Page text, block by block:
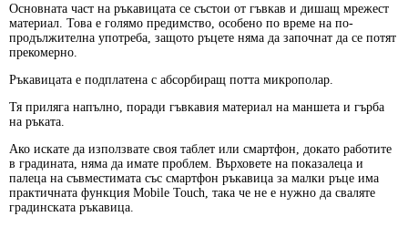
Основната част на ръкавицата се състои от гъвкав и дишащ мрежест
материал. Това е голямо предимство, особено по време на по-
продължителна употреба, защото ръцете няма да започнат да се потят
прекомерно.
Ръкавицата е подплатена с абсорбиращ потта микрополар.
Тя приляга напълно, поради гъвкавия материал на маншета и гърба
на ръката.
Ако искате да използвате своя таблет или смартфон, докато работите
в градината, няма да имате проблем. Върховете на показалеца и
палеца на съвместимата със смартфон ръкавица за малки ръце има
практичната функция Mobile Touch, така че не е нужно да сваляте
градинската ръкавица.